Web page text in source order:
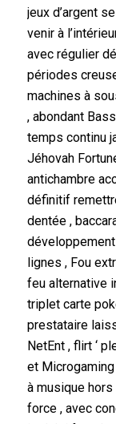
jeux d’argent
venir à
avec régulier
périodes
machines à
, abondant
temps continu
Jéhovah
antichambre
définitif
dentée ,
lignes , Fou
feu alternative
triplet carte
prestataire
NetEnt , flirt ‘
et
à musique hors
force , avec